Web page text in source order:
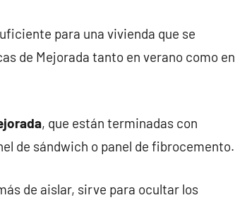
para una vivienda que se
de Mejorada tanto en verano como en
, que están terminadas con
de sándwich o panel de fibrocemento.
de aislar, sirve para ocultar los